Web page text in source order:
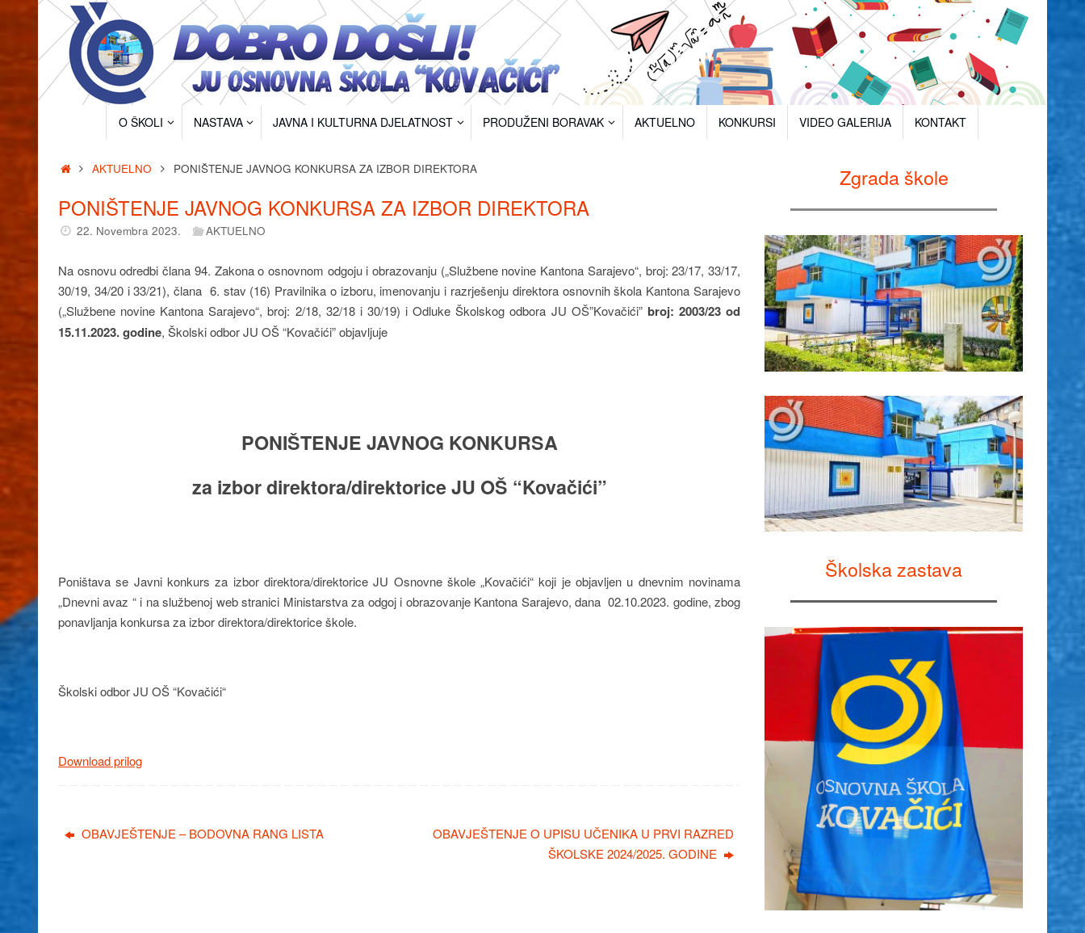
O ŠKOLI NASTAVA JAVNA I KULTURNA DJELATNOST PRODUŽENI BORAVAK AKTUELNO KONKURSI VIDEO GALERIJA KONTAKT
HomeAKTUELNO PONIŠTENJE JAVNOG KONKURSA ZA IZBOR DIREKTORA
PONIŠTENJE JAVNOG KONKURSA ZA IZBOR DIREKTORA
22. Novembra 2023. AKTUELNO
Na osnovu odredbi člana 94. Zakona o osnovnom odgoju i obrazovanju („Službene novine Kantona Sarajevo“, broj: 23/17, 33/17,
30/19, 34/20 i 33/21), člana 6. stav (16) Pravilnika o izboru, imenovanju i razrješenju direktora osnovnih škola Kantona Sarajevo
(„Službene novine Kantona Sarajevo“, broj: 2/18, 32/18 i 30/19) i Odluke Školskog odbora JU OŠ”Kovačići” broj: 2003/23 od
15.11.2023. godine, Školski odbor JU OŠ “Kovačići” objavljuje
PONIŠTENJE JAVNOG KONKURSA
za izbor direktora/direktorice JU OŠ “Kovačići”
Poništava se Javni konkurs za izbor direktora/direktorice JU Osnovne škole „Kovačići“ koji je objavljen u dnevnim novinama
„Dnevni avaz “ i na službenoj web stranici Ministarstva za odgoj i obrazovanje Kantona Sarajevo, dana 02.10.2023. godine, zbog
ponavljanja konkursa za izbor direktora/direktorice škole.
Školski odbor JU OŠ “Kovačići“
Download prilog
OBAVJEŠTENJE – BODOVNA RANG LISTA
OBAVJEŠTENJE O UPISU UČENIKA U PRVI RAZRED
ŠKOLSKE 2024/2025. GODINE
Zgrada škole
Školska zastava